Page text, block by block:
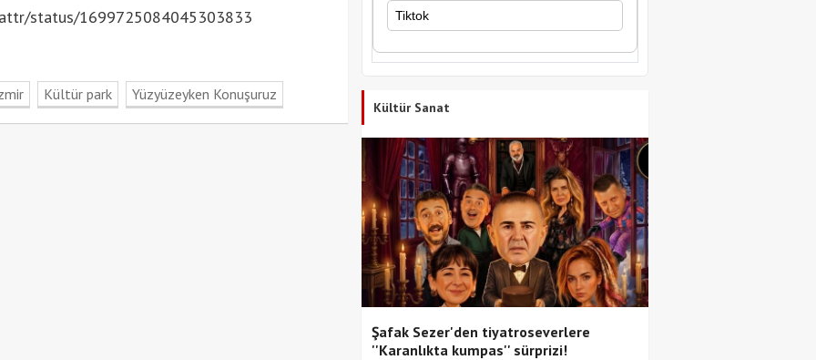
status/1699725084045303833
Kültür park Yüzyüzeyken Konuşuruz
Tiktok
Kültür Sanat
Şafak Sezer'den tiyatroseverlere
''Karanlıkta kumpas'' sürprizi!